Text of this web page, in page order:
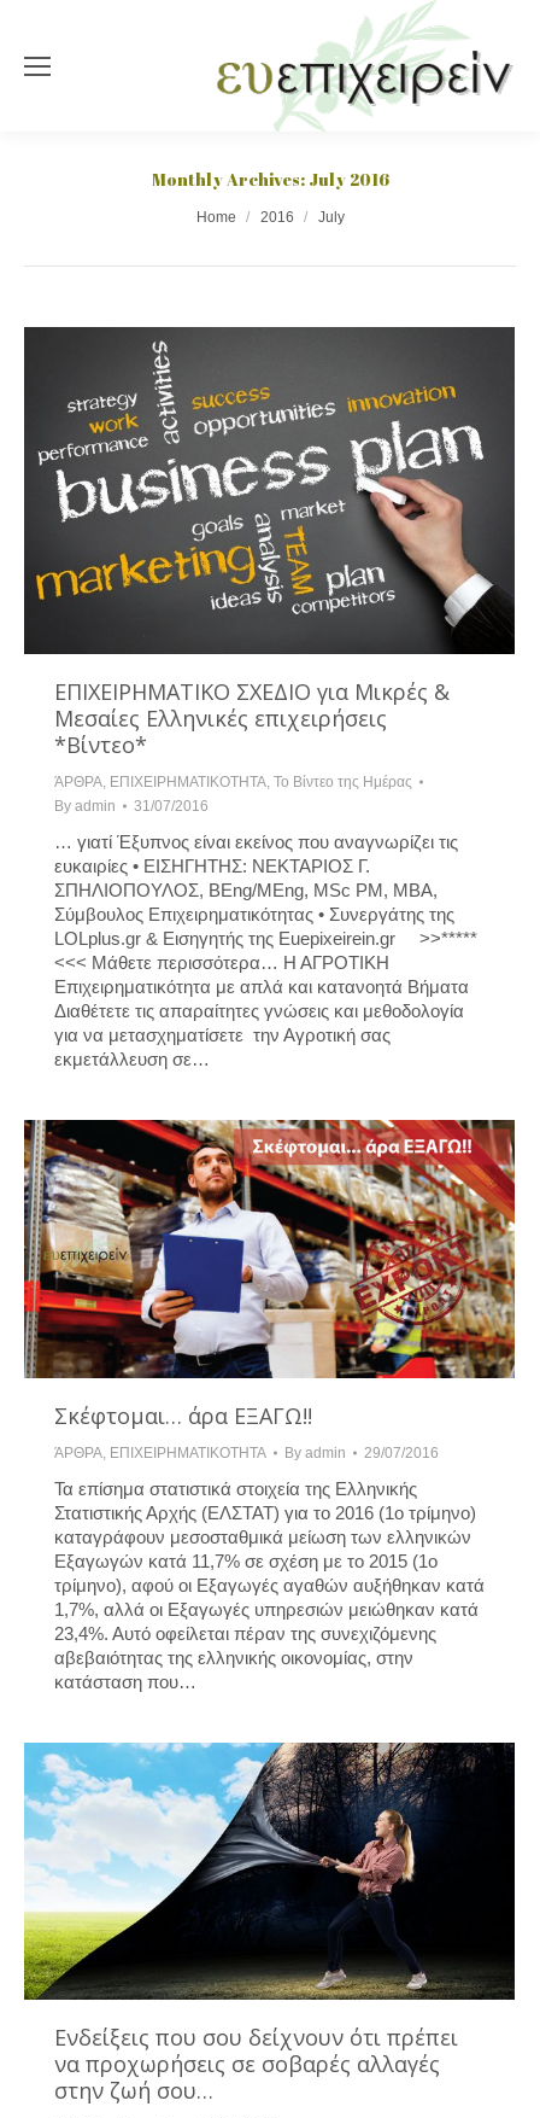
Monthly Archives: July 2016
Home 2016 July
ΕΠΙΧΕΙΡΗΜΑΤΙΚΟ ΣΧΕΔΙΟ για Μικρές &
Μεσαίες Ελληνικές επιχειρήσεις
*Βίντεο*
ΆΡΘΡΑ, ΕΠΙΧΕΙΡΗΜΑΤΙΚΟΤΗΤΑ, Το Βίντεο της Ημέρας
By admin 31/07/2016
… γιατί Έξυπνος είναι εκείνος που αναγνωρίζει τις
ευκαιρίες • ΕΙΣΗΓΗΤΗΣ: ΝΕΚΤΑΡΙΟΣ Γ.
ΣΠΗΛΙΟΠΟΥΛΟΣ, BEng/MΕng, MSc PM, MBA,
Σύμβουλος Επιχειρηματικότητας • Συνεργάτης της
LOLplus.gr & Εισηγητής της Euepixeirein.gr >>*****
<<< Μάθετε περισσότερα… Η ΑΓΡΟΤΙΚΗ
Επιχειρηματικότητα με απλά και κατανοητά Βήματα
Διαθέτετε τις απαραίτητες γνώσεις και μεθοδολογία
για να μετασχηματίσετε την Αγροτική σας
εκμετάλλευση σε…
Σκέφτομαι… άρα ΕΞΑΓΩ!!
ΆΡΘΡΑ ΕΠΙΧΕΙΡΗΜΑΤΙΚΟΤΗΤΑ By admin 29/07/2016
Τα επίσημα στατιστικά στοιχεία της Ελληνικής
Στατιστικής Αρχής (ΕΛΣΤΑΤ) για το 2016 (1ο τρίμηνο)
καταγράφουν μεσοσταθμικά μείωση των ελληνικών
Εξαγωγών κατά 11,7% σε σχέση με το 2015 (1ο
τρίμηνο), αφού οι Εξαγωγές αγαθών αυξήθηκαν κατά
1,7%, αλλά οι Εξαγωγές υπηρεσιών μειώθηκαν κατά
23,4%. Αυτό οφείλεται πέραν της συνεχιζόμενης
αβεβαιότητας της ελληνικής οικονομίας, στην
κατάσταση που…
Ενδείξεις που σου δείχνουν ότι πρέπει
να προχωρήσεις σε σοβαρές αλλαγές
στην ζωή σου…